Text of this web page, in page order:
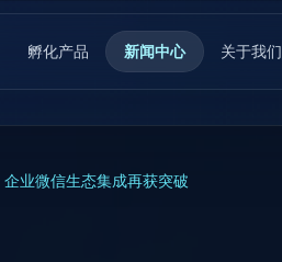
孵化产品 新闻中心 关于我们
业微信生态集成再获突破